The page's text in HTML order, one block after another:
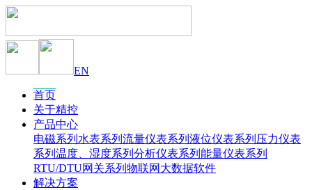
EN
首页
关于精控
产品中心
电磁系列 水表系列 流量仪表系列 液位仪表系列 压力仪表
系列 温度、湿度系列 分析仪表系列 能量仪表系列
RTU/DTU网关系列 物联网大数据软件
解决方案